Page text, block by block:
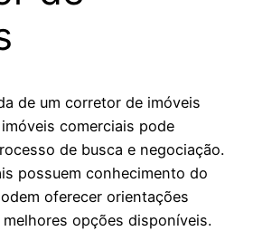
de um corretor de imóveis
comerciais pode
de busca e negociação.
possuem conhecimento do
oferecer orientações
opções disponíveis.